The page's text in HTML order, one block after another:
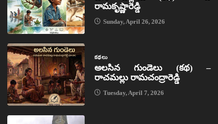
రామకృష్ణారెడ్డి
Sunday, April 26, 2026
కథలు
అలసిన గుండెలు (కథ) –
రాచమల్లు రామచంద్రారెడ్డి
Tuesday, April 7, 2026